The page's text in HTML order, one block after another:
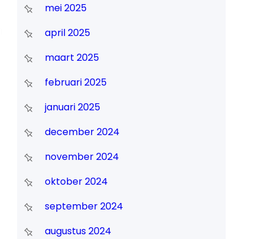
mei 2025
april 2025
maart 2025
februari 2025
januari 2025
december 2024
november 2024
oktober 2024
september 2024
augustus 2024